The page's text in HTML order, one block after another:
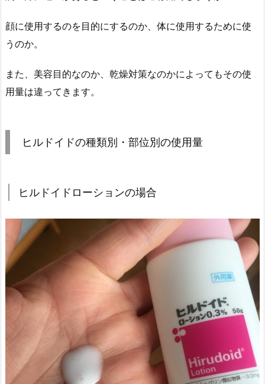
顔に使用するのを目的にするのか、体に使用するために使
うのか。
また、美容目的なのか、乾燥対策なのかによってもその使
用量は違ってきます。
ヒルドイドの種類別・部位別の使用量
ヒルドイドローションの場合